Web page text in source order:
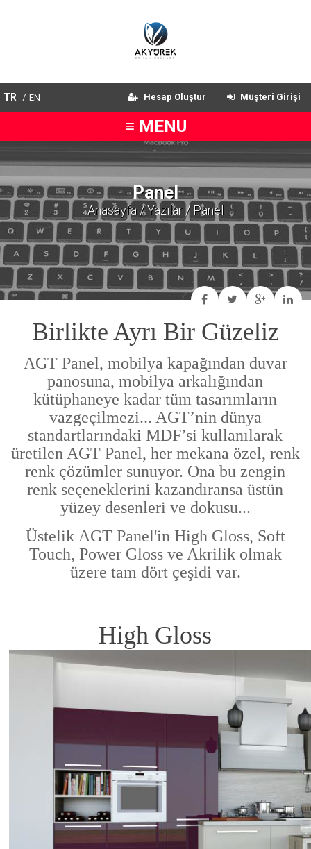
TR / EN Müşteri Girişi
Hesap Oluştur
≡ MENU
Panel
Anasayfa/Yazılar/ Panel
Birlikte Ayrı Bir Güzeliz
AGT Panel, mobilya kapağından duvar
panosuna, mobilya arkalığından
kütüphaneye kadar tüm tasarımların
vazgeçilmezi... AGT’nin dünya
standartlarındaki MDF’si kullanılarak
üretilen AGT Panel, her mekana özel, renk
renk çözümler sunuyor. Ona bu zengin
renk seçeneklerini kazandıransa üstün
yüzey desenleri ve dokusu...
Üstelik AGT Panel'in High Gloss, Soft
Touch, Power Gloss ve Akrilik olmak
üzere tam dört çeşidi var.
High Gloss